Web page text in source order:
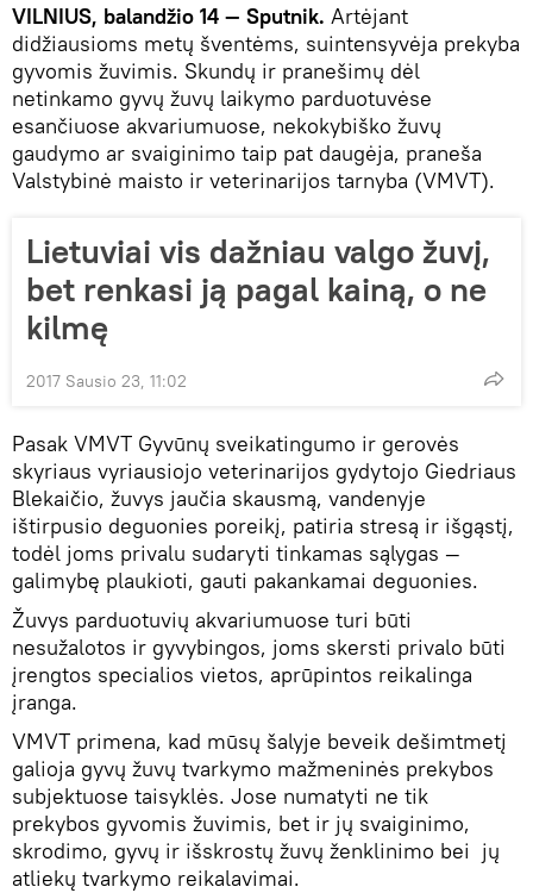
VILNIUS, balandžio 14 — Sputnik. Artėjant
didžiausioms metų šventėms, suintensyvėja prekyba
gyvomis žuvimis. Skundų ir pranešimų dėl
netinkamo gyvų žuvų laikymo parduotuvėse
esančiuose akvariumuose, nekokybiško žuvų
gaudymo ar svaiginimo taip pat daugėja, praneša
Valstybinė maisto ir veterinarijos tarnyba (VMVT).
Lietuviai vis dažniau valgo žuvį,
bet renkasi ją pagal kainą, o ne
kilmę
2017 Sausio 23, 11:02
Pasak VMVT Gyvūnų sveikatingumo ir gerovės
skyriaus vyriausiojo veterinarijos gydytojo Giedriaus
Blekaičio, žuvys jaučia skausmą, vandenyje
ištirpusio deguonies poreikį, patiria stresą ir išgąstį,
todėl joms privalu sudaryti tinkamas sąlygas —
galimybę plaukioti, gauti pakankamai deguonies.
Žuvys parduotuvių akvariumuose turi būti
nesužalotos ir gyvybingos, joms skersti privalo būti
įrengtos specialios vietos, aprūpintos reikalinga
įranga.
VMVT primena, kad mūsų šalyje beveik dešimtmetį
galioja gyvų žuvų tvarkymo mažmeninės prekybos
subjektuose taisyklės. Jose numatyti ne tik
prekybos gyvomis žuvimis, bet ir jų svaiginimo,
skrodimo, gyvų ir išskrostų žuvų ženklinimo bei jų
atliekų tvarkymo reikalavimai.